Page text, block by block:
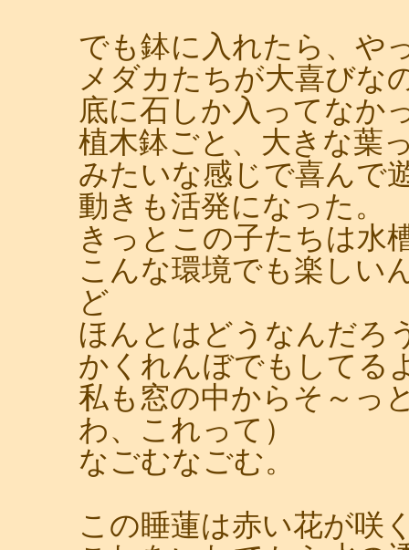
でも鉢に入れたら、や
メダカたちが大喜びな
底に石しか入ってなか
植木鉢ごと、大きな葉
みたいな感じで喜んで
動きも活発になった。
きっとこの子たちは水
こんな環境でも楽しい
ど
ほんとはどうなんだろ
かくれんぼでもしてる
私も窓の中からそ～っ
わ、これって）
なごむなごむ。
この睡蓮は赤い花が咲